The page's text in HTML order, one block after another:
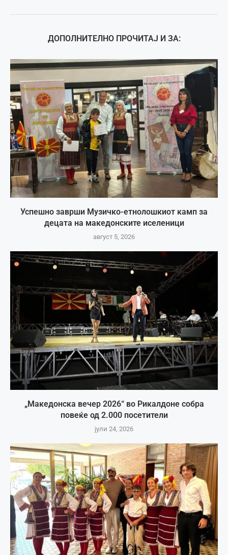
ДОПОЛНИТЕЛНО ПРОЧИТАЈ И ЗА:
Успешно заврши Музичко-етнолошкиот камп за
децата на македонските иселеници
август 5, 2026
„Македонска вечер 2026“ во Рикалдоне собра
повеќе од 2.000 посетители
јули 24, 2026